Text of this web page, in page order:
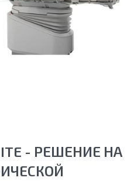
- РЕШЕНИЕ НА